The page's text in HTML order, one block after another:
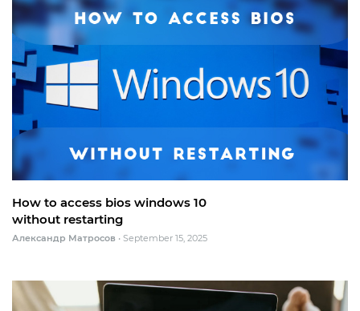
How to access bios windows 10
without restarting
Александр Матросов • September 15, 2025